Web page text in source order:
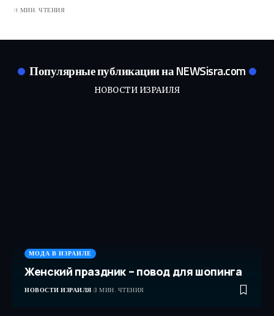
1 МИН. ЧТЕНИЯ
Популярные публикации на NEWSisra.com
НОВОСТИ ИЗРАИЛЯ
МОДА В ИЗРАИЛЕ
Женский праздник – повод для шопинга
НОВОСТИ ИЗРАИЛЯ 3 МИН. ЧТЕНИЯ